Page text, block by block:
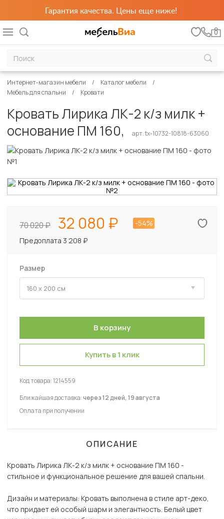
Гарантия качества. Цены еще ниже!
0
Интернет-магазин мебели
Каталог мебели
Мебель для спальни
Кровати
Кровать Лирика ЛК-2 к/з милк +
основание ПМ 160,
арт. tx-10732-10818-63060
70 020 32 080
-54%
Предоплата 3 208 ₽
Размер
Купить в 1 клик
Код товара:1214559
Ближайшая доставка:через 12 дней, 19 августа
Оплата при получении
ОПИСАНИЕ
Кровать Лирика ЛК-2 к/з милк + основание ПМ 160 -
стильное и функциональное решение для вашей спальни.
Дизайн и материалы: Кровать выполнена в стиле арт-деко,
что придает ей особый шарм и элегантность. Белый цвет